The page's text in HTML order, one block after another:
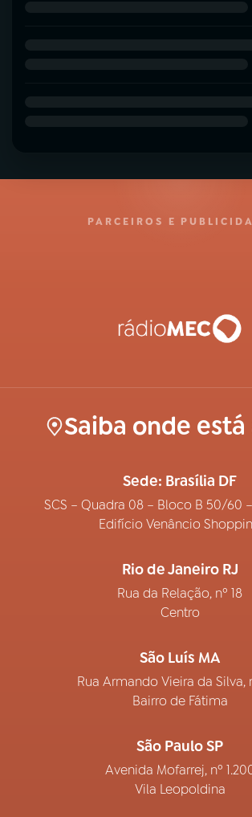
PARCEIROS E
Saiba onde está
Sede: Brasília DF
SCS – Quadra 08 – Bloco B 50/60
Edifício Venâncio
Rio de Janeiro RJ
Rua da Relação, nº 18
Centro
São Luís MA
Rua Armando Vieira da Silva,
Bairro de Fátima
São Paulo SP
Avenida Mofarrej, nº
Vila Leopoldina